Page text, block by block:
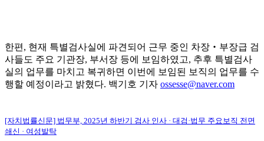
한편 , 현재 특별검사실에 파견되어 근무 중인 차장 ‧ 부장급 검
사들도 주요 기관장, 부서장 등에 보임하였고, 추후 특별검사
실의 업무를 마치고 복귀하면 이번에 보임된 보직의 업무를 수
행할 예정이라고 밝혔다. 백기호 기자 ossesse@naver.com
[자치법률신문] 법무부, 2025년 하반기 검사 인사 · 대검·법무 주요보직 전면
쇄신 · 여성발탁